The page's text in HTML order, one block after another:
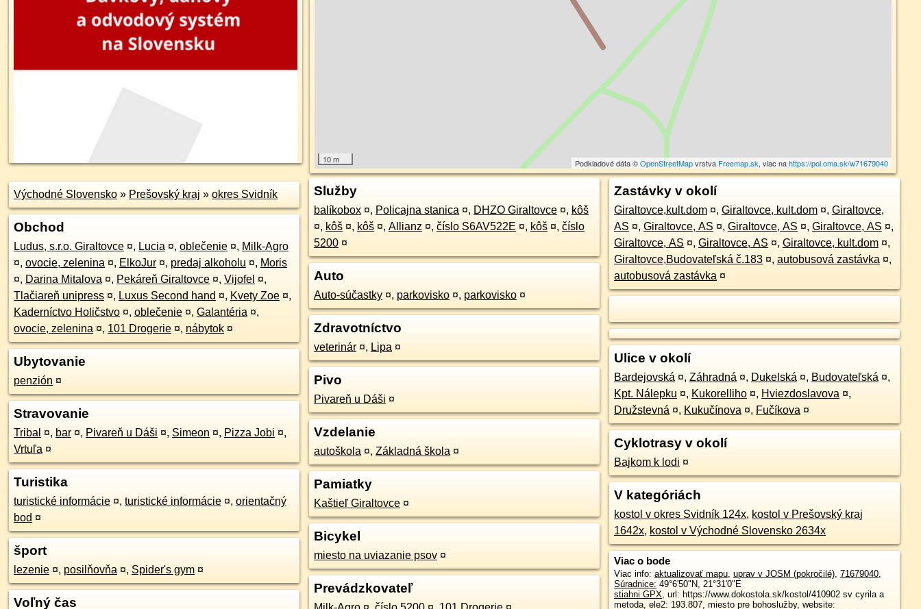
10 m Podkladové dáta ©OpenStreetMapvrstva Freemap.sk, viac nahttps://poi.oma.sk/w71679040
Východné Slovensko » Prešovský kraj » okres Svidník
Obchod
Ludus, s.r.o. Giraltovce ¤, Lucia ¤, oblečenie ¤, Milk-Agro
¤, ovocie, zelenina ¤, ElkoJur ¤, predaj alkoholu ¤, Moris
¤, Darina Mitalova ¤, Pekáreň Giraltovce ¤, Vijofel ¤,
Tlačiareň unipress ¤, Luxus Second hand ¤, Kvety Zoe ¤,
Kaderníctvo Holičstvo ¤, oblečenie ¤, Galantéria ¤,
ovocie, zelenina ¤, 101 Drogerie ¤, nábytok ¤
Ubytovanie
penzión ¤
Stravovanie
Tribal ¤, bar ¤, Pivareň u Dáši ¤, Simeon ¤, Pizza Jobi ¤,
Vrtuľa ¤
Turistika
turistické informácie ¤, turistické informácie ¤, orientačný
bod ¤
šport
lezenie ¤, posilňovňa ¤, Spider's gym ¤
Voľný čas
Služby
balíkobox ¤, Policajna stanica ¤, DHZO Giraltovce ¤, kôš
¤, kôš ¤, kôš ¤, Allianz ¤, číslo S6AV522E ¤, kôš ¤, číslo
5200 ¤
Auto
Auto-súčastky ¤, parkovisko ¤, parkovisko ¤
Zdravotníctvo
veterinár ¤, Lipa ¤
Pivo
Pivareň u Dáši ¤
Vzdelanie
autoškola ¤, Základná škola ¤
Pamiatky
Kaštieľ Giraltovce ¤
Bicykel
miesto na uviazanie psov ¤
Prevádzkovateľ
Zastávky v okolí
Giraltovce,kult.dom ¤, Giraltovce, kult.dom ¤, Giraltovce,
AS ¤, Giraltovce, AS ¤, Giraltovce, AS ¤, Giraltovce, AS ¤,
Giraltovce, AS ¤, Giraltovce, AS ¤, Giraltovce, kult.dom ¤,
Giraltovce,Budovateľská č.183 ¤, autobusová zastávka ¤,
autobusová zastávka ¤
Ulice v okolí
Bardejovská ¤, Záhradná ¤, Dukelská ¤, Budovateľská ¤,
Kpt. Nálepku ¤, Kukorelliho ¤, Hviezdoslavova ¤,
Družstevná ¤, Kukučínova ¤, Fučíkova ¤
Cyklotrasy v okolí
Bajkom k lodi ¤
V kategóriách
kostol v okres Svidník 124x, kostol v Prešovský kraj
1642x, kostol v Východné Slovensko 2634x
Viac o bode
Viac info: aktualizovať mapu, uprav v JOSM (pokročilé), 71679040,
Súradnice: 49°6'50"N, 21°31'0"E
stiahni GPX, url: https://www.dokostola.sk/kostol/410902 sv cyrila a
metoda, ele2: 193.807, miesto pre bohoslužby, website: